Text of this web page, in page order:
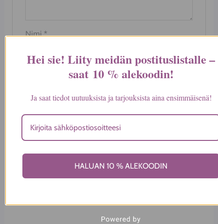
Nimi*
*
Tallenna nimeni, sähköpostiosoitteeni ja
sivustoni tähän selaimeen seuraavaa
kommentointikertaa varten.
Hei sie! Liity meidän postituslistalle –
saat 10 % alekoodin!
Ja saat tiedot uutuuksista ja tarjouksista aina ensimmäisenä!
HALUAN 10 % ALEKOODIN